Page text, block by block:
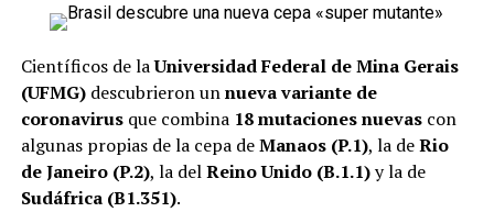
Científicos de laUniversidad Federal de Mina Gerais
(UFMG)descubrieron unnueva variante de
coronavirus que combina 18 mutaciones nuevascon
algunas propias de la cepa deManaos (P.1), la deRio
de Janeiro (P.2), la delReino Unido (B.1.1)y la de
Sudáfrica (B1.351).